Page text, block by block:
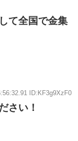
て全国で金集
ID:KF3g9XzF0
さい！